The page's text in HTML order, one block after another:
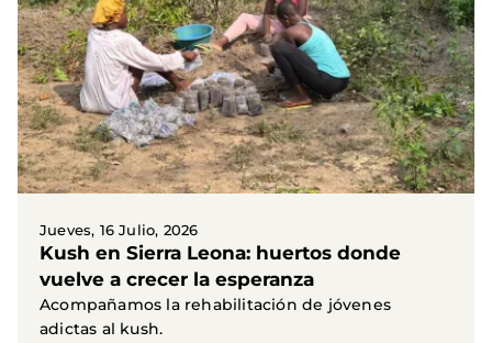
Jueves, 16 Julio, 2026
Kush en Sierra Leona: huertos donde
vuelve a crecer la esperanza
Acompañamos la rehabilitación de jóvenes
adictas al kush.